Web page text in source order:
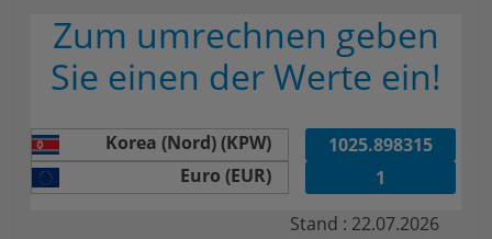
Zum umrechnen geben
Sie einen der Werte ein!
Korea (Nord) (KPW)
Euro (EUR)
Stand : 22.07.2026